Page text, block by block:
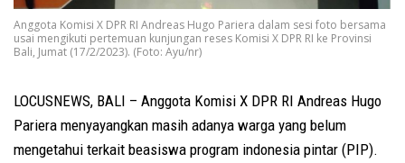
Anggota Komisi X DPR RI Andreas Hugo Pariera dalam sesi foto bersama
usai mengikuti pertemuan kunjungan reses Komisi X DPR RI ke Provinsi
Bali, Jumat (17/2/2023). (Foto: Ayu/nr)
LOCUSNEWS, BALI – Anggota Komisi X DPR RI Andreas Hugo
Pariera menyayangkan masih adanya warga yang belum
mengetahui terkait beasiswa program indonesia pintar (PIP).